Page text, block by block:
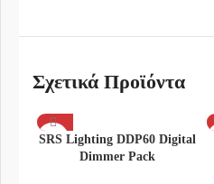
Σχετικά Προϊόντα
SRS Lighting DDP60 Digital
Dimmer Pack